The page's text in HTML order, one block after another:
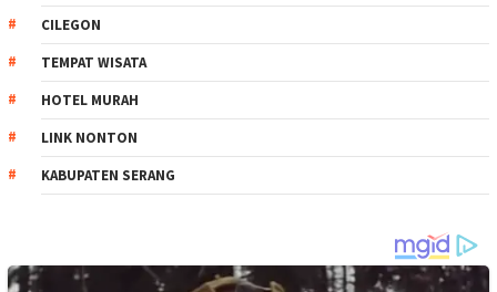
CILEGON
TEMPAT WISATA
HOTEL MURAH
LINK NONTON
KABUPATEN SERANG